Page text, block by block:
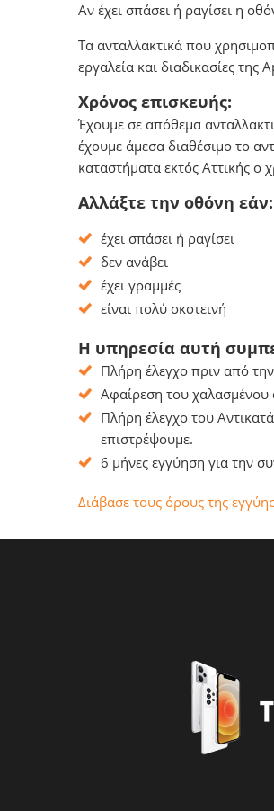
Αν έχει σπάσει ή ραγίσει η
Τα ανταλλακτικά που
εργαλεία και διαδικασίες
Χρόνος επισκευής:
Έχουμε σε απόθεμα
έχουμε άμεσα διαθέσιμο το
καταστήματα εκτός Αττικής ο
Αλλάξτε την οθόνη εάν:
έχει σπάσει ή ραγίσει
δεν ανάβει
έχει γραμμές
είναι πολύ σκοτεινή
Η υπηρεσία αυτή
Πλήρη έλεγχο πριν από
Αφαίρεση του χαλασμένου
Πλήρη έλεγχο του
επιστρέψουμε.
6 μήνες εγγύηση για την
Διάβασε τους όρους της